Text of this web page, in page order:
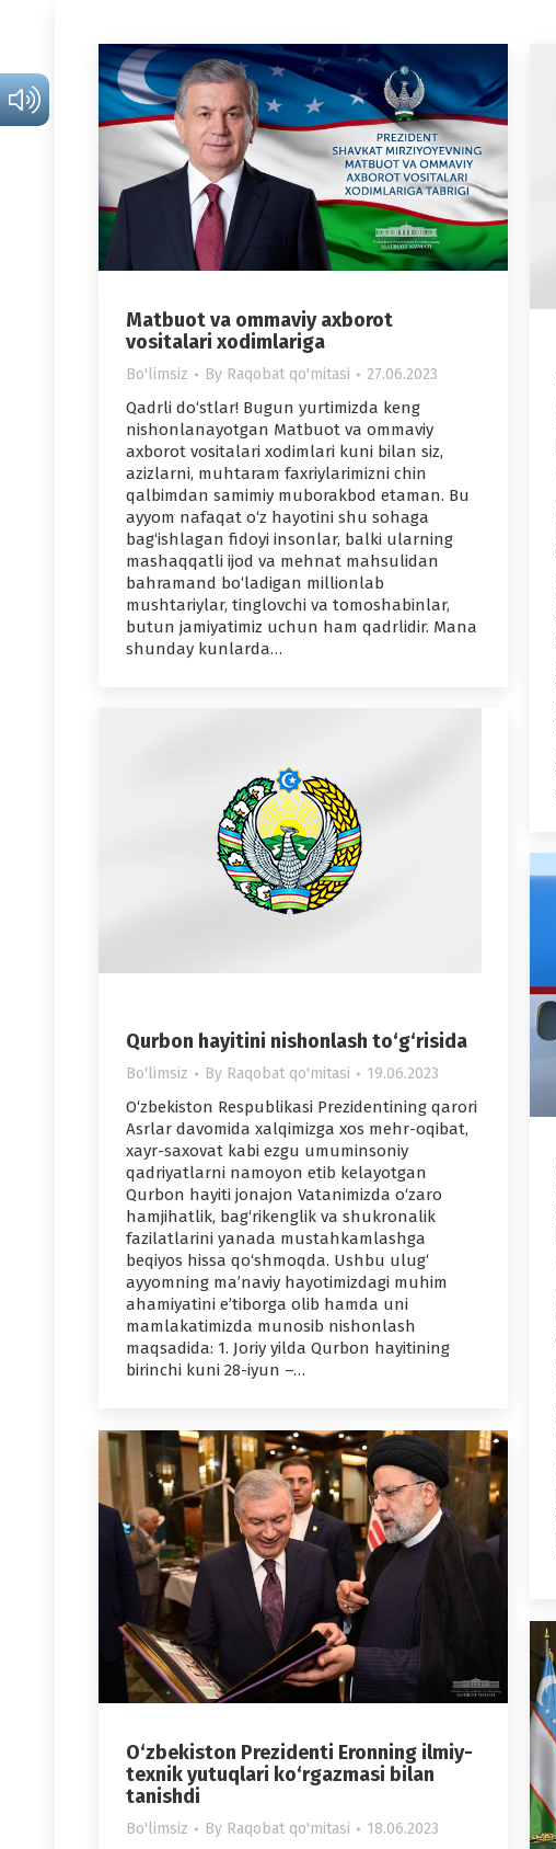
Matbuot va ommaviy axborot
vositalari xodimlariga
Bo'limsiz By Raqobat qo'mitasi 27.06.2023
Qadrli do‘stlar! Bugun yurtimizda keng
nishonlanayotgan Matbuot va ommaviy
axborot vositalari xodimlari kuni bilan siz,
azizlarni, muhtaram faxriylarimizni chin
qalbimdan samimiy muborakbod etaman. Bu
ayyom nafaqat o‘z hayotini shu sohaga
bag‘ishlagan fidoyi insonlar, balki ularning
mashaqqatli ijod va mehnat mahsulidan
bahramand bo‘ladigan millionlab
mushtariylar, tinglovchi va tomoshabinlar,
butun jamiyatimiz uchun ham qadrlidir. Mana
shunday kunlarda…
Qurbon hayitini nishonlash to‘g‘risida
Bo'limsiz By Raqobat qo'mitasi 19.06.2023
O‘zbekiston Respublikasi Prezidentining qarori
Asrlar davomida xalqimizga xos mehr-oqibat,
xayr-saxovat kabi ezgu umuminsoniy
qadriyatlarni namoyon etib kelayotgan
Qurbon hayiti jonajon Vatanimizda o‘zaro
hamjihatlik, bag‘rikenglik va shukronalik
fazilatlarini yanada mustahkamlashga
beqiyos hissa qo‘shmoqda. Ushbu ulug‘
ayyomning ma’naviy hayotimizdagi muhim
ahamiyatini e’tiborga olib hamda uni
mamlakatimizda munosib nishonlash
maqsadida: 1. Joriy yilda Qurbon hayitining
birinchi kuni 28-iyun –…
O‘zbekiston Prezidenti Eronning ilmiy-
texnik yutuqlari ko‘rgazmasi bilan
tanishdi
Bo'limsiz By Raqobat qo'mitasi 18.06.2023